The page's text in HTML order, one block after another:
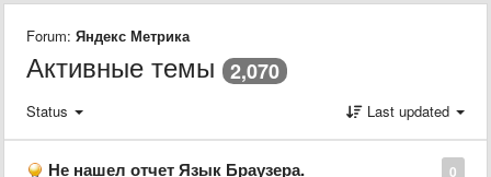
Forum: Яндекс Метрика
Активные темы 2,070
Status Last updated
0
Не нашел отчет Язык Браузера.